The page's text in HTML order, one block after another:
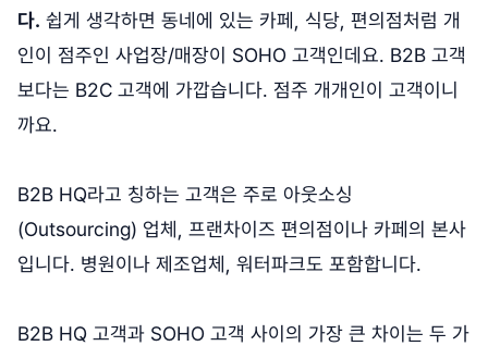
다. 쉽게 생각하면 동네에 있는 카페, 식당, 편의점처럼 개
인이 점주인 사업장/매장이 SOHO 고객인데요. B2B 고객
보다는 B2C 고객에 가깝습니다. 점주 개개인이 고객이니
까요.
B2B HQ라고 칭하는 고객은 주로 아웃소싱
(Outsourcing) 업체, 프랜차이즈 편의점이나 카페의 본사
입니다. 병원이나 제조업체, 워터파크도 포함합니다.
B2B HQ 고객과 SOHO 고객 사이의 가장 큰 차이는 두 가